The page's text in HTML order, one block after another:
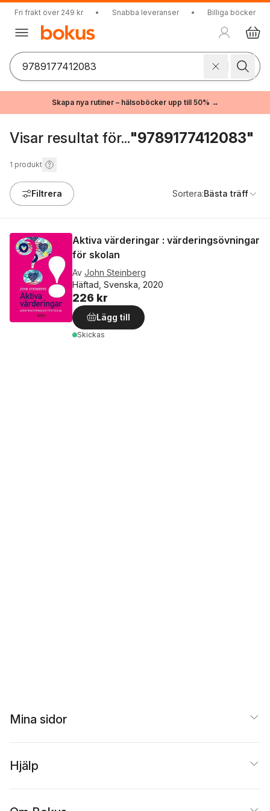
Fri frakt över 249 kr • Snabba leveranser • Billiga böcker
Skapa nya rutiner – hälsoböcker upp till 50% →
Visar resultat för..."9789177412083"
1 produkt
Filtrera Sortera:Bästa träff
Aktiva värderingar : värderingsövningar
för skolan
Av John Steinberg
Häftad, Svenska, 2020
226 kr
Lägg till
Skickas
Mina sidor
Hjälp